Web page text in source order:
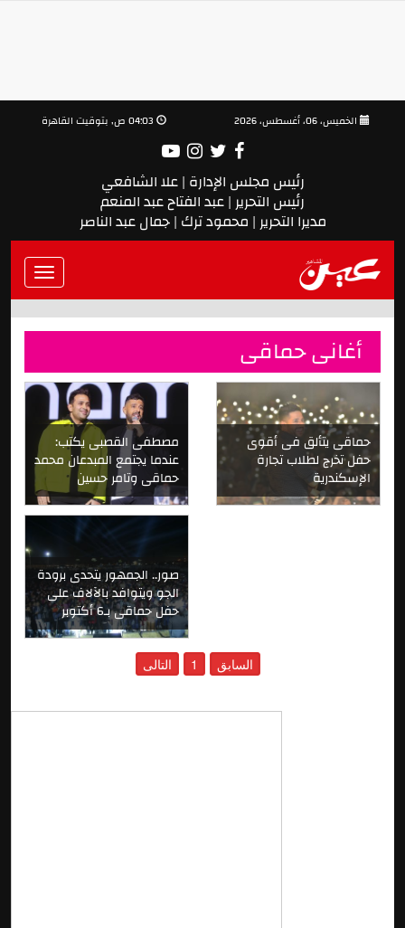
رئيس مجلس الإدارة | علا الشافعي
رئيس التحرير | عبد الفتاح عبد المنعم
مديرا التحرير | محمود ترك | جمال عبد الناصر
Toggle
أغانى حماقى
مصطفى القصبى يكتب:
عندما يجتمع المبدعان محمد
حماقى وتامر حسين
حماقى يتألق فى أقوى
حفل تخرج لطلاب تجارة
الإسكندرية
صور.. الجمهور يتحدى برودة
الجو ويتوافد بالآلاف على
حفل حماقى بـ6 أكتوبر
السابق 1 التالى